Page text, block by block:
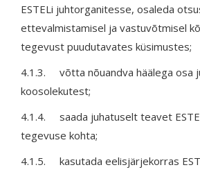
ESTELi juhtorganitesse, osaleda
ettevalmistamisel ja vastuvõtmisel
tegevust puudutavates küsimustes;
4.1.3. võtta nõuandva häälega osa
koosolekutest;
4.1.4. saada juhatuselt teavet
tegevuse kohta;
4.1.5. kasutada eelisjärjekorras